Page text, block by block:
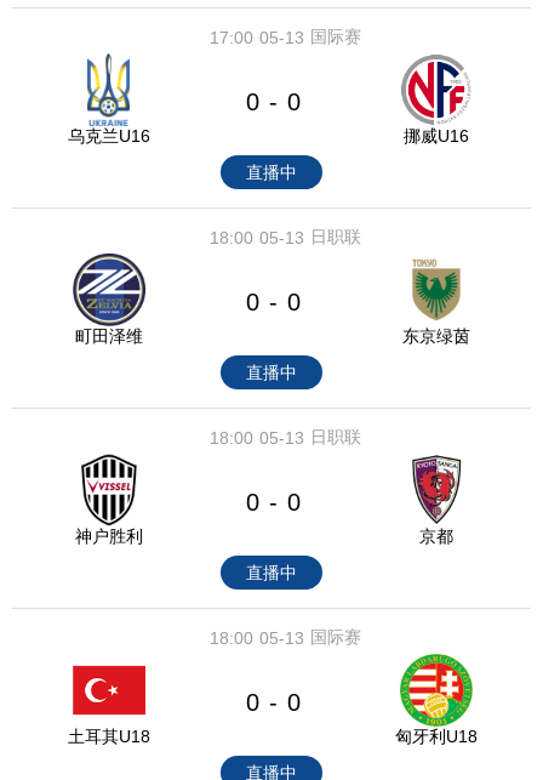
05-13
17:00 国际赛
乌克兰U16
0 - 0
挪威U16
直播中
05-13
18:00 日职联
町田泽维
0 - 0
东京绿茵
直播中
05-13
18:00 日职联
神户胜利
0 - 0
京都
直播中
05-13
18:00 国际赛
土耳其U18
0 - 0
匈牙利U18
直播中